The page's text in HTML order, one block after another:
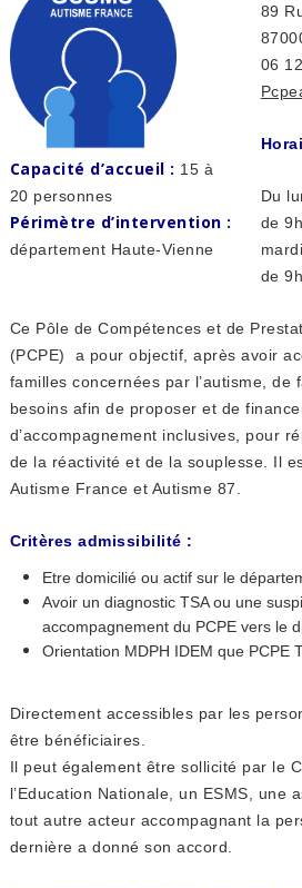
Capacité d’accueil : 15 à
20 personnes
Périmètre d’intervention :
département Haute-Vienne
89
06
Du
de
de
Ce Pôle de Compétences et de
(PCPE) a pour objectif, après avoir
familles concernées par l’autisme, de
besoins afin de proposer et de
d’accompagnement inclusives, pour
de la réactivité et de la souplesse. Il
Autisme France et Autisme 87.
Critères admissibilité :
Etre domicilié ou actif sur le
Avoir un diagnostic TSA ou une
accompagnement du PCPE vers le
Orientation MDPH IDEM que PCPE
Directement accessibles par les
être bénéficiaires.
Il peut également être sollicité par le
l’Education Nationale, un ESMS, une
tout autre acteur accompagnant la
dernière a donné son accord.